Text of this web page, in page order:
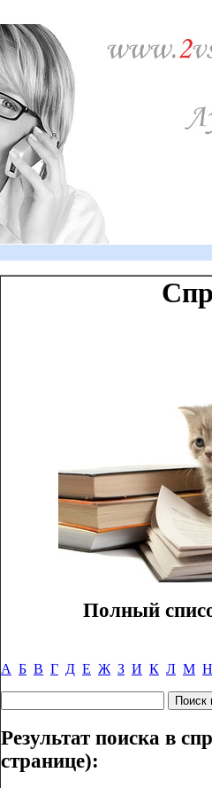
Полный
А Б В Г Д Е Ж З И К Л М Н
Результат поиска в
странице):